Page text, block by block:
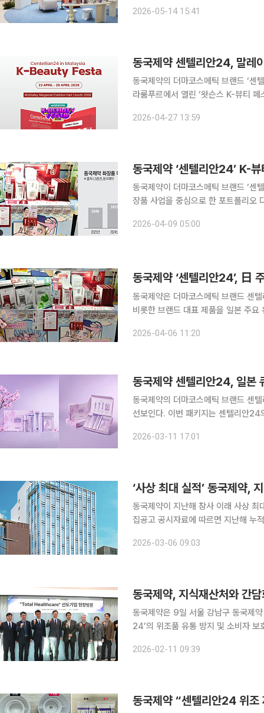
마련됐다. 동국제약은 쇼룸 오픈을
2026-05-14 15:41
동국제약 센텔리안24, 말레
동국제약의 더마코스메틱 브랜드 ‘
라룸푸르에서 열린 ‘왓슨스 K-뷰
앤뷰티(H&B) 리테일 체인으로 현지
2026-04-27 13:59
동국제약 ‘센텔리안24’ K-
동국제약이 더마코스메틱 브랜드 ‘센
장품 사업을 중심으로 한 포트폴리오
을 중심으로 센텔리안24의 유통망과
2026-04-09 05:00
동국제약 ‘센텔리안24’, 日
동국제약은 더마코스메틱 브랜드 센
비롯한 브랜드 대표 제품을 일본 주
(MATSUMOTOKIYOSHI) 등 총
2026-04-06 11:20
동국제약의 더마코스메틱 브랜드 센
선보인다. 이번 패키지는 센텔리안
공개된다. 패키지는 △마데카 크
2026-03-11 17:01
‘사상 최대 실적’ 동국제약,
동국제약이 지난해 창사 이래 사상 최대 실적을 기록했다. 6일
집공고 공시자료에 따르면 지난해
기 때문에 가능했다고 회사 측은 설명
2026-03-06 09:03
동국제약, 지식재산처와 간
동국제약은 9일 서울 강남구 동국제
24’의 위조품 유통 방지 및 소비자 보호를 위
을 공유했으며 위조 상품 단속 및 유
2026-02-11 09:39
동국제약 “센텔리안24 위